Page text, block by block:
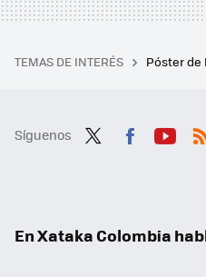
TEMAS DE INTERÉS Póster de
Síguenos
En Xataka Colombia